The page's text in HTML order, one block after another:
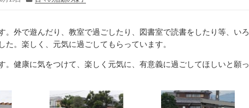
リ
ー
。外で遊んだり、教室で過ごしたり、図書室で読書をしたり等、いろ
た。楽しく、元気に過ごしてもらっています。
。健康に気をつけて、楽しく元気に、有意義に過ごしてほしいと願っ